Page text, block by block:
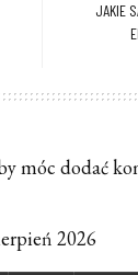
JAKIE
móc dodać
2026